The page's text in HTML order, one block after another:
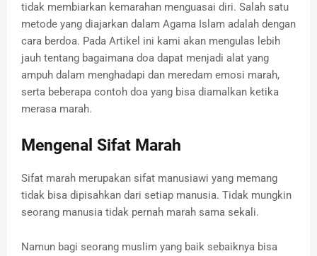
tidak membiarkan kemarahan menguasai diri. Salah satu
metode yang diajarkan dalam Agama Islam adalah dengan
cara berdoa. Pada Artikel ini kami akan mengulas lebih
jauh tentang bagaimana doa dapat menjadi alat yang
ampuh dalam menghadapi dan meredam emosi marah,
serta beberapa contoh doa yang bisa diamalkan ketika
merasa marah.
Mengenal Sifat Marah
Sifat marah merupakan sifat manusiawi yang memang
tidak bisa dipisahkan dari setiap manusia. Tidak mungkin
seorang manusia tidak pernah marah sama sekali.
Namun bagi seorang muslim yang baik sebaiknya bisa